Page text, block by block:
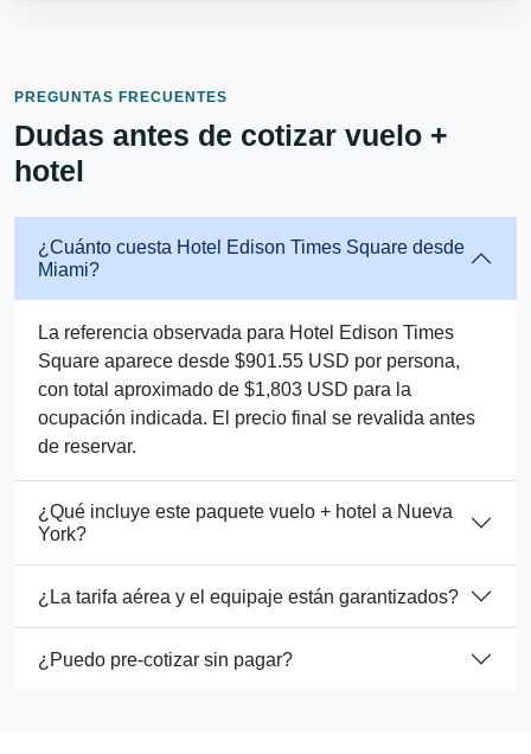
PREGUNTAS FRECUENTES
Dudas antes de cotizar vuelo +
hotel
¿Cuánto cuesta Hotel Edison Times Square desde
Miami?
La referencia observada para Hotel Edison Times
Square aparece desde $901.55 USD por persona,
con total aproximado de $1,803 USD para la
ocupación indicada. El precio final se revalida antes
de reservar.
¿Qué incluye este paquete vuelo + hotel a Nueva
York?
¿La tarifa aérea y el equipaje están garantizados?
¿Puedo pre-cotizar sin pagar?